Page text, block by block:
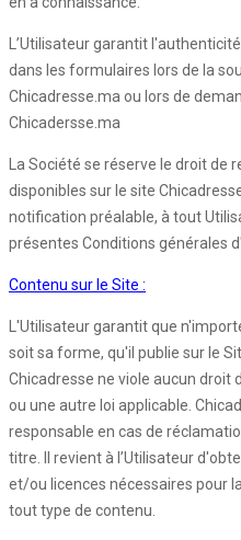
L’Utilisateur garantit
dans les formulaires lors de la
Chicadresse.ma ou lors de
Chicadersse.ma
La Société se réserve le droit de
disponibles sur le site
notification préalable, à tout
présentes Conditions générales
Contenu sur le Site :
L'Utilisateur garantit que
soit sa forme, qu'il publie sur le
Chicadresse ne viole aucun droit
ou une autre loi applicable.
responsable en cas de
titre. Il revient à l’Utilisateur
et/ou licences nécessaires pour
tout type de contenu.